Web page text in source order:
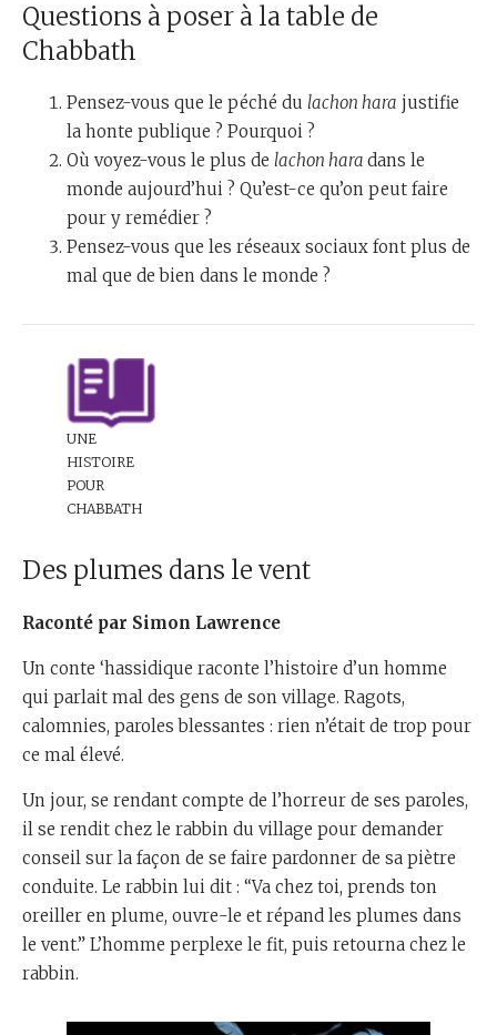
Questions à poser à la table de
Chabbath
Pensez-vous que le péché du lachon hara justifie
la honte publique ? Pourquoi ?
Où voyez-vous le plus de lachon hara dans le
monde aujourd’hui ? Qu’est-ce qu’on peut faire
pour y remédier ?
Pensez-vous que les réseaux sociaux font plus de
mal que de bien dans le monde ?
UNE
HISTOIRE
POUR
CHABBATH
Des plumes dans le vent
Raconté par Simon Lawrence
Un conte ‘hassidique raconte l’histoire d’un homme
qui parlait mal des gens de son village. Ragots,
calomnies, paroles blessantes : rien n’était de trop pour
ce mal élevé.
Un jour, se rendant compte de l’horreur de ses paroles,
il se rendit chez le rabbin du village pour demander
conseil sur la façon de se faire pardonner de sa piètre
conduite. Le rabbin lui dit : “Va chez toi, prends ton
oreiller en plume, ouvre-le et répand les plumes dans
le vent.” L’homme perplexe le fit, puis retourna chez le
rabbin.